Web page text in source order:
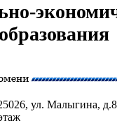
ул. Малыгина,